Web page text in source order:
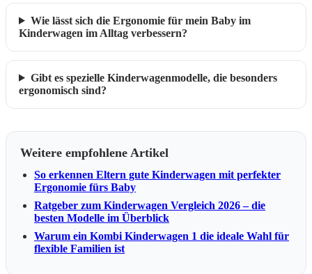
Wie lässt sich die Ergonomie für mein Baby im
Kinderwagen im Alltag verbessern?
Gibt es spezielle Kinderwagenmodelle, die besonders
ergonomisch sind?
Weitere empfohlene Artikel
So erkennen Eltern gute Kinderwagen mit perfekter
Ergonomie fürs Baby
Ratgeber zum Kinderwagen Vergleich 2026 – die
besten Modelle im Überblick
Warum ein Kombi Kinderwagen 1 die ideale Wahl für
flexible Familien ist